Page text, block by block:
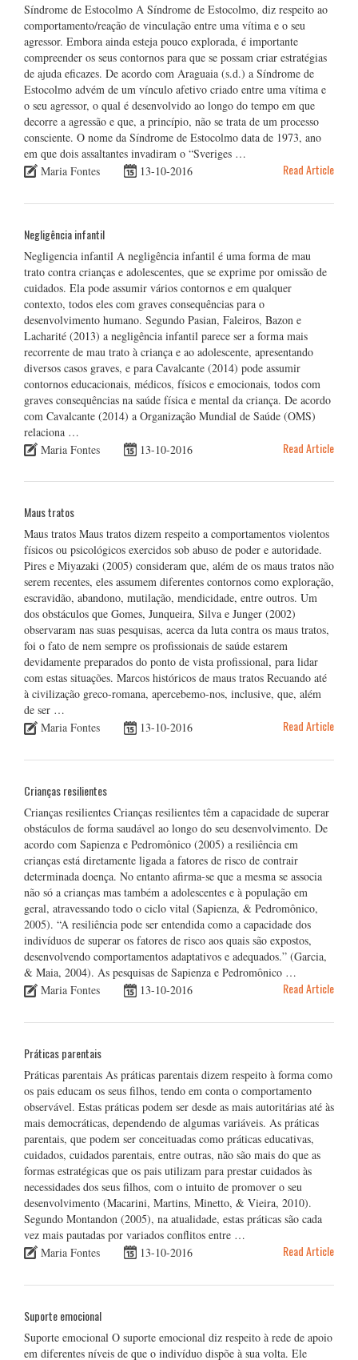
Síndrome de Estocolmo A Síndrome de Estocolmo, diz respeito ao
comportamento/reação de vinculação entre uma vítima e o seu
agressor. Embora ainda esteja pouco explorada, é importante
compreender os seus contornos para que se possam criar estratégias
de ajuda eficazes. De acordo com Araguaia (s.d.) a Síndrome de
Estocolmo advém de um vínculo afetivo criado entre uma vítima e
o seu agressor, o qual é desenvolvido ao longo do tempo em que
decorre a agressão e que, a princípio, não se trata de um processo
consciente. O nome da Síndrome de Estocolmo data de 1973, ano
em que dois assaltantes invadiram o “Sveriges …
Maria Fontes
13-10-2016 Read Article
Negligência infantil
Negligencia infantil A negligência infantil é uma forma de mau
trato contra crianças e adolescentes, que se exprime por omissão de
cuidados. Ela pode assumir vários contornos e em qualquer
contexto, todos eles com graves consequências para o
desenvolvimento humano. Segundo Pasian, Faleiros, Bazon e
Lacharité (2013) a negligência infantil parece ser a forma mais
recorrente de mau trato à criança e ao adolescente, apresentando
diversos casos graves, e para Cavalcante (2014) pode assumir
contornos educacionais, médicos, físicos e emocionais, todos com
graves consequências na saúde física e mental da criança. De acordo
com Cavalcante (2014) a Organização Mundial de Saúde (OMS)
relaciona …
Maria Fontes
13-10-2016 Read Article
Maus tratos
Maus tratos Maus tratos dizem respeito a comportamentos violentos
físicos ou psicológicos exercidos sob abuso de poder e autoridade.
Pires e Miyazaki (2005) consideram que, além de os maus tratos não
serem recentes, eles assumem diferentes contornos como exploração,
escravidão, abandono, mutilação, mendicidade, entre outros. Um
dos obstáculos que Gomes, Junqueira, Silva e Junger (2002)
observaram nas suas pesquisas, acerca da luta contra os maus tratos,
foi o fato de nem sempre os profissionais de saúde estarem
devidamente preparados do ponto de vista profissional, para lidar
com estas situações. Marcos históricos de maus tratos Recuando até
à civilização greco-romana, apercebemo-nos, inclusive, que, além
de ser …
Maria Fontes
13-10-2016 Read Article
Crianças resilientes
Crianças resilientes Crianças resilientes têm a capacidade de superar
obstáculos de forma saudável ao longo do seu desenvolvimento. De
acordo com Sapienza e Pedromônico (2005) a resiliência em
crianças está diretamente ligada a fatores de risco de contrair
determinada doença. No entanto afirma-se que a mesma se associa
não só a crianças mas também a adolescentes e à população em
geral, atravessando todo o ciclo vital (Sapienza, & Pedromônico,
2005). “A resiliência pode ser entendida como a capacidade dos
indivíduos de superar os fatores de risco aos quais são expostos,
desenvolvendo comportamentos adaptativos e adequados.” (Garcia,
& Maia, 2004). As pesquisas de Sapienza e Pedromônico …
Maria Fontes
13-10-2016 Read Article
Práticas parentais
Práticas parentais As práticas parentais dizem respeito à forma como
os pais educam os seus filhos, tendo em conta o comportamento
observável. Estas práticas podem ser desde as mais autoritárias até às
mais democráticas, dependendo de algumas variáveis. As práticas
parentais, que podem ser conceituadas como práticas educativas,
cuidados, cuidados parentais, entre outras, não são mais do que as
formas estratégicas que os pais utilizam para prestar cuidados às
necessidades dos seus filhos, com o intuito de promover o seu
desenvolvimento (Macarini, Martins, Minetto, & Vieira, 2010).
Segundo Montandon (2005), na atualidade, estas práticas são cada
vez mais pautadas por variados conflitos entre …
Maria Fontes
13-10-2016 Read Article
Suporte emocional
Suporte emocional O suporte emocional diz respeito à rede de apoio
em diferentes níveis de que o indivíduo dispõe à sua volta. Ele